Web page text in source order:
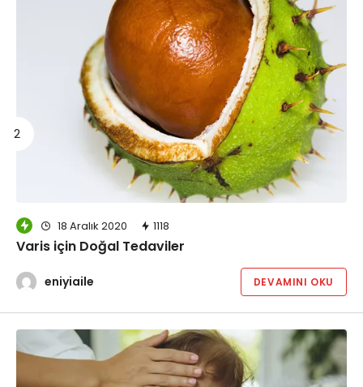
18 Aralık 2020 1118
Varis için Doğal Tedaviler
eniyiaile DEVAMINI OKU